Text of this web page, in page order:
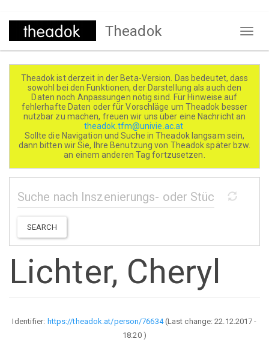
Direkt
Theadok
Theadok ist derzeit in der Beta-Version. Das bedeutet, dass
sowohl bei den Funktionen, der Darstellung als auch den
Daten noch Anpassungen nötig sind. Für Hinweise auf
fehlerhafte Daten oder für Vorschläge um Theadok besser
nutzbar zu machen, freuen wir uns über eine Nachricht an
theadok.tfm@univie.ac.at
Sollte die Navigation und Suche in Theadok langsam sein,
dann bitten wir Sie, Ihre Benutzung von Theadok später bzw.
an einem anderen Tag fortzusetzen.
SEARCH
Lichter, Cheryl
Identifier: https://theadok.at/person/76634(Last change:22.12.2017 -
18:20)